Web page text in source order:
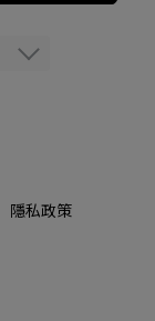
隱私政策